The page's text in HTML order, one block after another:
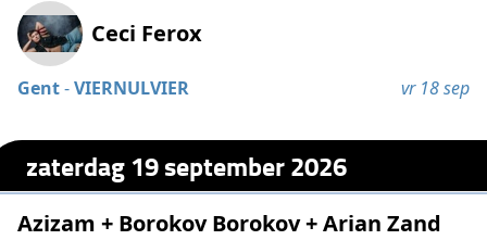
Ceci Ferox
Gent-VIERNULVIER vr 18 sep
zaterdag 19 september 2026
Azizam + Borokov Borokov + Arian Zand